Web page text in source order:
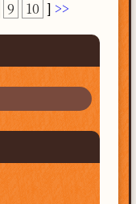
9 10 ] >>